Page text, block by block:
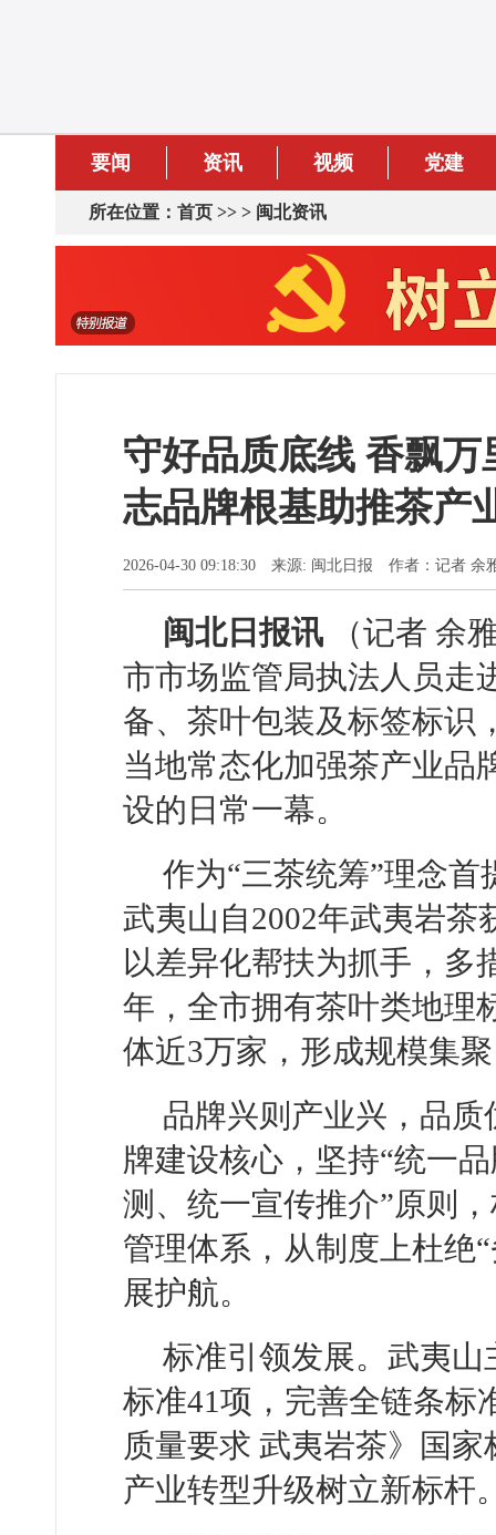
要闻 资讯 视频 党建
所在位置： 首页 >> > 闽北资讯
守好品质底线 香飘
志品牌根基助推茶产
2026-04-30 09:18:30 来源: 闽北日报 作者：记者 余
闽北日报讯 （记者 余
市市场监管局执法人员走
备、茶叶包装及标签标识
当地常态化加强茶产业品
设的日常一幕。
作为“三茶统筹”理念
武夷山自2002年武夷岩
以差异化帮扶为抓手，多
年，全市拥有茶叶类地理
体近3万家，形成规模集
品牌兴则产业兴，品
牌建设核心，坚持“统一
测、统一宣传推介”原则
管理体系，从制度上杜绝
展护航。
标准引领发展。武夷
标准41项，完善全链条标
质量要求 武夷岩茶》国
产业转型升级树立新标杆